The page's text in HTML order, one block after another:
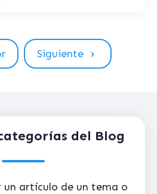
Siguiente
del Blog
un artículo de un tema o